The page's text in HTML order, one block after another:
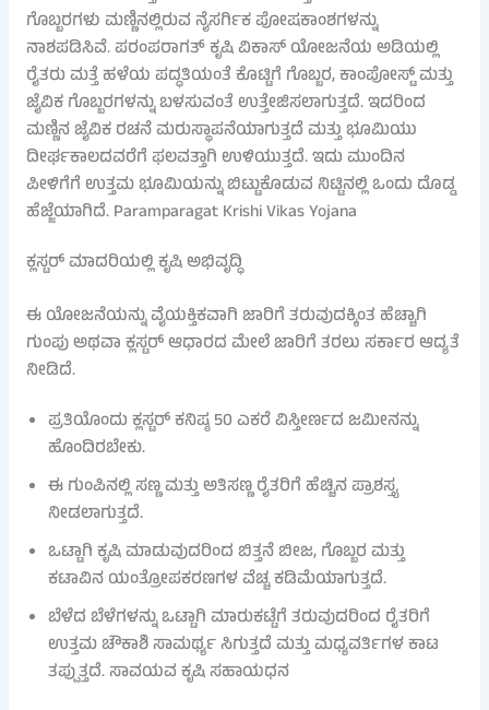
ಗೊಬ್ಬರಗಳು ಮಣ್ಣಿನಲ್ಲಿರುವ ನೈಸರ್ಗಿಕ ಪೋಷಕಾಂಶಗಳನ್ನು
ನಾಶಪಡಿಸಿವೆ. ಪರಂಪರಾಗತ್ ಕೃಷಿ ವಿಕಾಸ್ ಯೋಜನೆಯ ಅಡಿಯಲ್ಲಿ
ರೈತರು ಮತ್ತೆ ಹಳೆಯ ಪದ್ಧತಿಯಂತೆ ಕೊಟ್ಟಿಗೆ ಗೊಬ್ಬರ, ಕಾಂಪೋಸ್ಟ್ ಮತ್ತು
ಜೈವಿಕ ಗೊಬ್ಬರಗಳನ್ನು ಬಳಸುವಂತೆ ಉತ್ತೇಜಿಸಲಾಗುತ್ತದೆ. ಇದರಿಂದ
ಮಣ್ಣಿನ ಜೈವಿಕ ರಚನೆ ಮರುಸ್ಥಾಪನೆಯಾಗುತ್ತದೆ ಮತ್ತು ಭೂಮಿಯು
ದೀರ್ಘಕಾಲದವರೆಗೆ ಫಲವತ್ತಾಗಿ ಉಳಿಯುತ್ತದೆ. ಇದು ಮುಂದಿನ
ಪೀಳಿಗೆಗೆ ಉತ್ತಮ ಭೂಮಿಯನ್ನು ಬಿಟ್ಟುಕೊಡುವ ನಿಟ್ಟಿನಲ್ಲಿ ಒಂದು ದೊಡ್ಡ
ಹೆಜ್ಜೆಯಾಗಿದೆ. Paramparagat Krishi Vikas Yojana
ಕ್ಲಸ್ಟರ್ ಮಾದರಿಯಲ್ಲಿ ಕೃಷಿ ಅಭಿವೃದ್ಧಿ
ಈ ಯೋಜನೆಯನ್ನು ವೈಯಕ್ತಿಕವಾಗಿ ಜಾರಿಗೆ ತರುವುದಕ್ಕಿಂತ ಹೆಚ್ಚಾಗಿ
ಗುಂಪು ಅಥವಾ ಕ್ಲಸ್ಟರ್ ಆಧಾರದ ಮೇಲೆ ಜಾರಿಗೆ ತರಲು ಸರ್ಕಾರ ಆದ್ಯತೆ
ನೀಡಿದೆ.
ಪ್ರತಿಯೊಂದು ಕ್ಲಸ್ಟರ್ ಕನಿಷ್ಠ 50 ಎಕರೆ ವಿಸ್ತೀರ್ಣದ ಜಮೀನನ್ನು
ಹೊಂದಿರಬೇಕು.
ಈ ಗುಂಪಿನಲ್ಲಿ ಸಣ್ಣ ಮತ್ತು ಅತಿಸಣ್ಣ ರೈತರಿಗೆ ಹೆಚ್ಚಿನ ಪ್ರಾಶಸ್ತ್ಯ
ನೀಡಲಾಗುತ್ತದೆ.
ಒಟ್ಟಾಗಿ ಕೃಷಿ ಮಾಡುವುದರಿಂದ ಬಿತ್ತನೆ ಬೀಜ, ಗೊಬ್ಬರ ಮತ್ತು
ಕಟಾವಿನ ಯಂತ್ರೋಪಕರಣಗಳ ವೆಚ್ಚ ಕಡಿಮೆಯಾಗುತ್ತದೆ.
ಬೆಳೆದ ಬೆಳೆಗಳನ್ನು ಒಟ್ಟಾಗಿ ಮಾರುಕಟ್ಟೆಗೆ ತರುವುದರಿಂದ ರೈತರಿಗೆ
ಉತ್ತಮ ಚೌಕಾಶಿ ಸಾಮರ್ಥ್ಯ ಸಿಗುತ್ತದೆ ಮತ್ತು ಮಧ್ಯವರ್ತಿಗಳ ಕಾಟ
ತಪ್ಪುತ್ತದೆ. ಸಾವಯವ ಕೃಷಿ ಸಹಾಯಧನ